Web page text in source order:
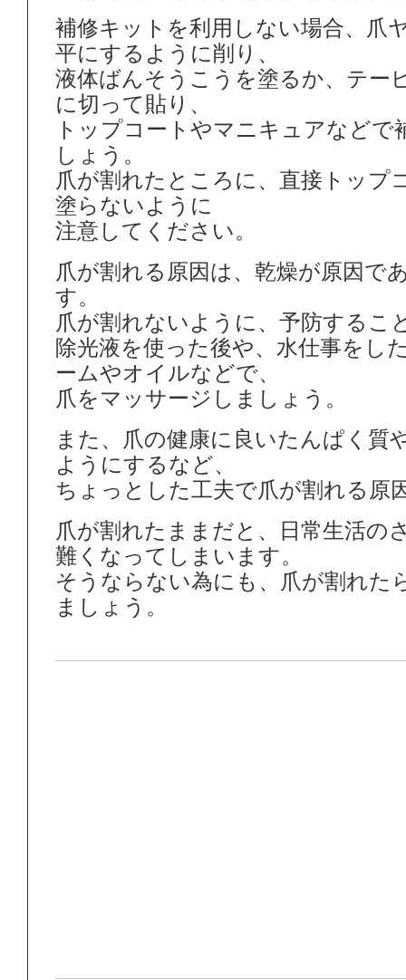
補修キットを利用しない場合、爪
平にするように削り、
液体ばんそうこうを塗るか、テー
に切って貼り、
トップコートやマニキュアなどで
しょう。
爪が割れたところに、直接トップ
塗らないように
注意してください。
爪が割れる原因は、乾燥が原因で
す。
爪が割れないように、予防するこ
除光液を使った後や、水仕事をし
ームやオイルなどで、
爪をマッサージしましょう。
また、爪の健康に良いたんぱく質
ようにするなど、
ちょっとした工夫で爪が割れる原
爪が割れたままだと、日常生活の
難くなってしまいます。
そうならない為にも、爪が割れた
ましょう。